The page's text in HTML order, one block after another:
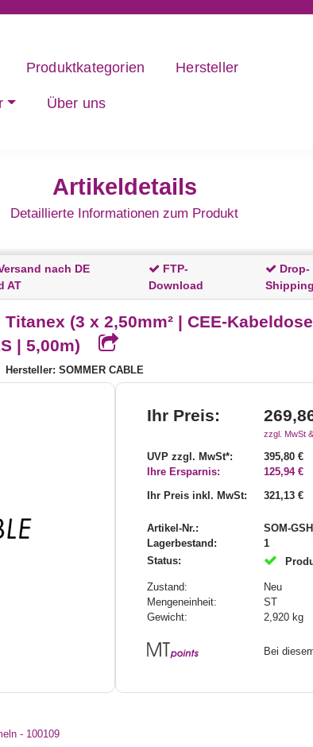
Produktkategorien Hersteller
Über uns
Artikeldetails
Detaillierte Informationen zum Produkt
nach DE
AT
FTP-
Download
Drop-
Shipping
(3 x 2,50mm² | CEE-
| 5,00m)
Hersteller: SOMMER CABLE
Ihr Preis:
zzgl. MwSt
UVP zzgl. MwSt*:
395,80 €
Ihre Ersparnis:
125,94 €
Ihr Preis inkl. MwSt:
321,13 €
Artikel-Nr.:
SOM-
Lagerbestand:
1
Status:
Zustand:
Neu
Mengeneinheit:
ST
Gewicht:
2,920 kg
Bei
- 100109